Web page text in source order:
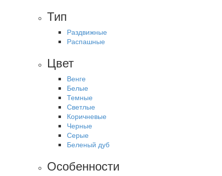
Тип
Раздвижные
Распашные
Цвет
Венге
Белые
Темные
Светлые
Коричневые
Черные
Серые
Беленый дуб
Особенности